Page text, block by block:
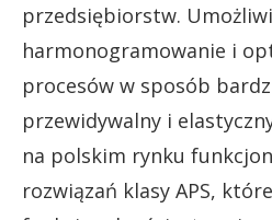
przedsiębiorstw.
harmonogramowanie i
procesów w sposób
przewidywalny i
na polskim rynku
rozwiązań klasy APS,